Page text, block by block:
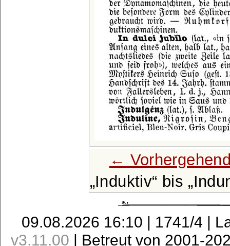
←
Induktiv
bis
09.08.2026 16:10 | 1741/4 |
v3.11.00 | Betreut von 2001-